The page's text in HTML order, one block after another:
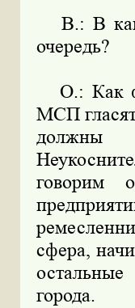
В.: В
очередь?
О.: Как
МСП
должны
говорим
сфера,
города.